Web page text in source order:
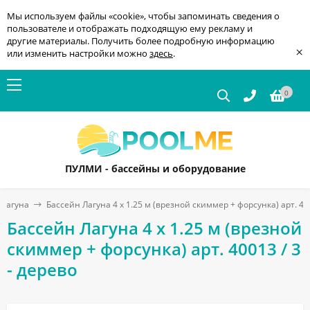
Мы используем файлы «cookie», чтобы запоминать сведения о
пользователе и отображать подходящую ему рекламу и
другие материалы. Получить более подробную информацию
или изменить настройки можно здесь. ×
0
ПУЛМИ - бассейны и оборудование
Бассейн Лагуна 4 х 1.25 м (врезной скиммер + форсунка) арт.
Бассейн Лагуна 4 х 1.25 м (врезной
скиммер + форсунка) арт. 40013 / 3
- дерево